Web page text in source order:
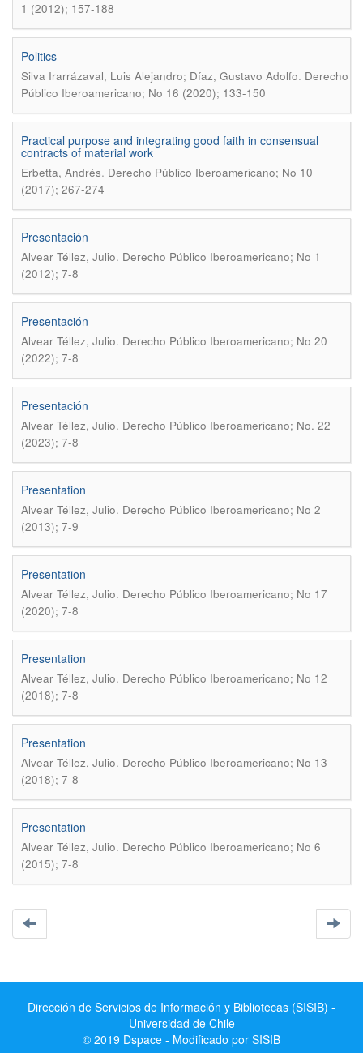
1 (2012); 157-188
Politics
Silva Irarrázaval, Luis Alejandro; Díaz, Gustavo Adolfo. Derecho
Público Iberoamericano; No 16 (2020); 133-150
Practical purpose and integrating good faith in consensual
contracts of material work
Erbetta, Andrés. Derecho Público Iberoamericano; No 10
(2017); 267-274
Presentación
Alvear Téllez, Julio. Derecho Público Iberoamericano; No 1
(2012); 7-8
Presentación
Alvear Téllez, Julio. Derecho Público Iberoamericano; No 20
(2022); 7-8
Presentación
Alvear Téllez, Julio. Derecho Público Iberoamericano; No. 22
(2023); 7-8
Presentation
Alvear Téllez, Julio. Derecho Público Iberoamericano; No 2
(2013); 7-9
Presentation
Alvear Téllez, Julio. Derecho Público Iberoamericano; No 17
(2020); 7-8
Presentation
Alvear Téllez, Julio. Derecho Público Iberoamericano; No 12
(2018); 7-8
Presentation
Alvear Téllez, Julio. Derecho Público Iberoamericano; No 13
(2018); 7-8
Presentation
Alvear Téllez, Julio. Derecho Público Iberoamericano; No 6
(2015); 7-8
Dirección de Servicios de Información y Bibliotecas (SISIB) -
Universidad de Chile
© 2019 Dspace - Modificado por SISIB